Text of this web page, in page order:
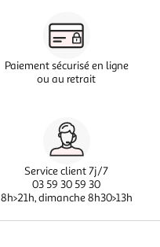
Paiement sécurisé en ligne
ou au retrait
Service client 7j/7
03 59 30 59 30
8h>21h, dimanche 8h30>13h